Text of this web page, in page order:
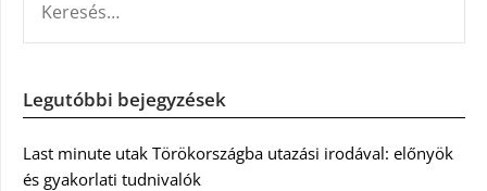
Legutóbbi bejegyzések
Last minute utak Törökországba utazási irodával: előnyök
és gyakorlati tudnivalók